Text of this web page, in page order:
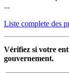
...
Liste complete des
Vérifiez si votre
gouvernement.